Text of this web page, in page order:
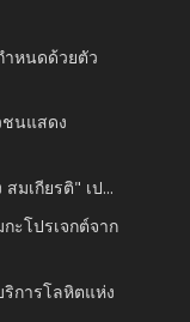
ำหนดด้วยตัว
ชนแสดง
มเกียรติ" เป...
กะโปรเจกต์จาก
การโลหิตแห่ง